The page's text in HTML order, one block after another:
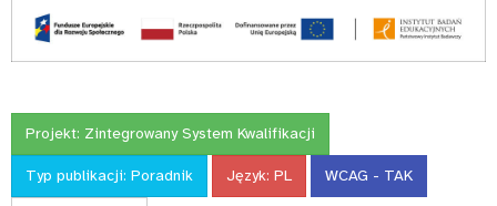
Projekt: Zintegrowany System Kwalifikacji
Typ publikacji: Poradnik Język: PL WCAG - TAK